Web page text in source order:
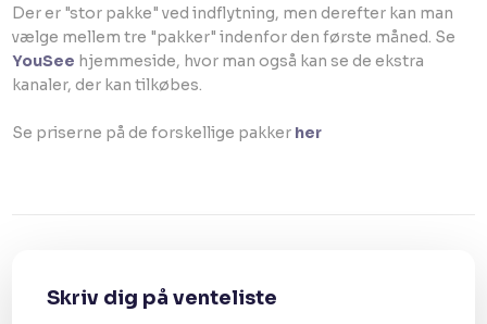
Der er "stor pakke" ved indflytning, men derefter kan man
vælge mellem tre "pakker" indenfor den første måned. Se
YouSee hjemmeside, hvor man også kan se de ekstra
kanaler, der kan tilkøbes.
Se priserne på de forskellige pakker her
Skriv dig på venteliste